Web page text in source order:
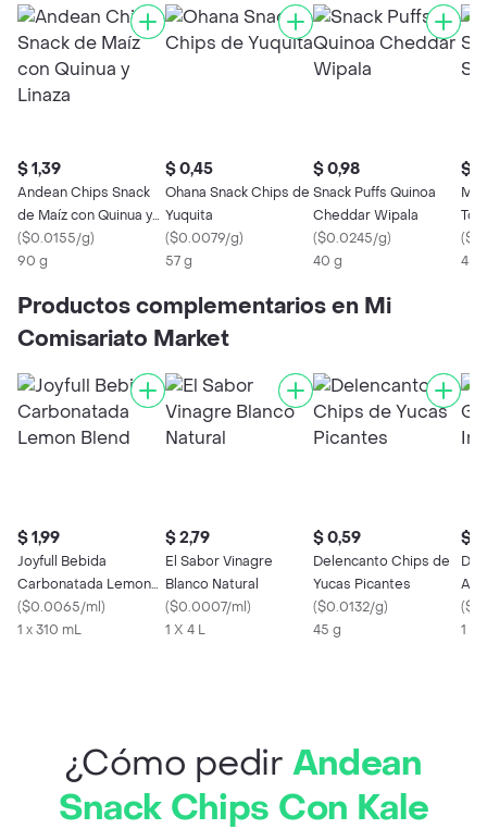
$ 1,39
Andean Chips Snack
de Maíz con Quinua y
Linaza
($0.0155/g)
90 g
$ 0,45
Ohana Snack Chips de
Yuquita
($0.0079/g)
57 g
$ 0,98
Snack Puffs Quinoa
Cheddar Wipala
($0.0245/g)
40 g
$
Mi
(
45
Productos complementarios en Mi
Comisariato Market
$ 1,99
Joyfull Bebida
Carbonatada Lemon
Blend
($0.0065/ml)
1 x 310 mL
$ 2,79
El Sabor Vinagre
Blanco Natural
($0.0007/ml)
1 X 4 L
$ 0,59
Delencanto Chips de
Yucas Picantes
($0.0132/g)
45 g
$
Dr.
(
1 X
¿Cómo pedir Andean
Snack Chips Con Kale